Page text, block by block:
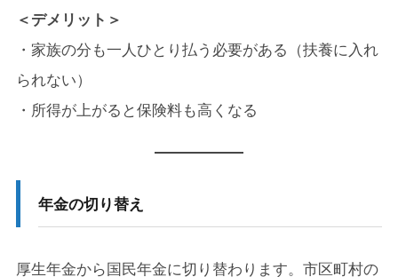
＜デメリット＞
・家族の分も一人ひとり払う必要がある（扶養に入れ
られない）
・所得が上がると保険料も高くなる
年金の切り替え
厚生年金から国民年金に切り替わります。市区町村の